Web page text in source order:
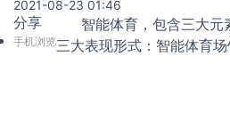
2021-08-23 01:46
分享
手机浏览
智能体育，包含三大元
三大表现形式：智能体育